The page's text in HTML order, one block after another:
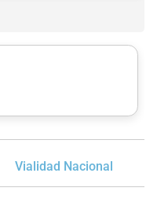
Vialidad Nacional